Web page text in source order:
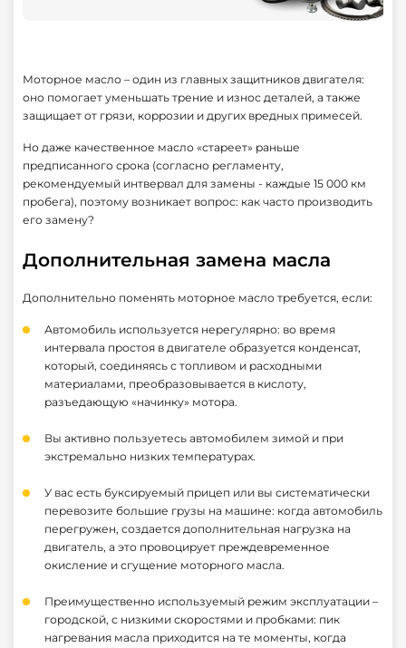
Моторное масло – один из главных защитников двигателя:
оно помогает уменьшать трение и износ деталей, а также
защищает от грязи, коррозии и других вредных примесей.
Но даже качественное масло «стареет» раньше
предписанного срока (согласно регламенту,
рекомендуемый интвервал для замены - каждые 15 000 км
пробега), поэтому возникает вопрос: как часто производить
его замену?
Дополнительная замена масла
Дополнительно поменять моторное масло требуется, если:
Автомобиль используется нерегулярно: во время
интервала простоя в двигателе образуется конденсат,
который, соединяясь с топливом и расходными
материалами, преобразовывается в кислоту,
разъедающую «начинку» мотора.
Вы активно пользуетесь автомобилем зимой и при
экстремально низких температурах.
У вас есть буксируемый прицеп или вы систематически
перевозите большие грузы на машине: когда автомобиль
перегружен, создается дополнительная нагрузка на
двигатель, а это провоцирует преждевременное
окисление и сгущение моторного масла.
Преимущественно используемый режим эксплуатации –
городской, с низкими скоростями и пробками: пик
нагревания масла приходится на те моменты, когда